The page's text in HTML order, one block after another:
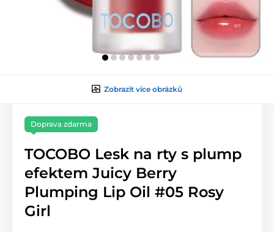
Zobrazit více obrázků
Doprava zdarma
TOCOBO Lesk na rty s plump
efektem Juicy Berry
Plumping Lip Oil #05 Rosy
Girl